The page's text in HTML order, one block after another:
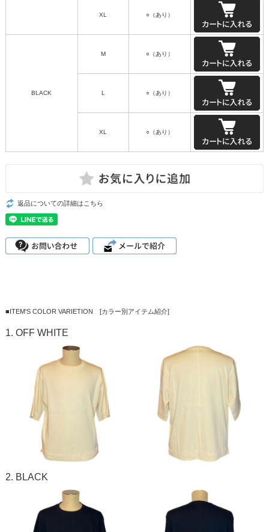
XL ○（あり）
BLACK
M ○（あり）
L ○（あり）
XL ○（あり）
返品についての詳細はこちら
■ITEM'S COLOR VARIETION [カラー別アイテム紹介]
1. OFF WHITE
2. BLACK